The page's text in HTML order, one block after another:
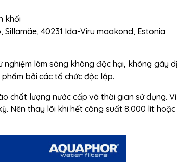
khối
Sillamäe, 40231 Ida-Viru maakond, Estonia
lâm sàng không độc hại, không gây dị
bởi các tổ chức độc lập.
chất lượng nước cấp và thời gian sử dụng. Vì
Nên thay lõi khi hết công suất 8.000 lít hoặc